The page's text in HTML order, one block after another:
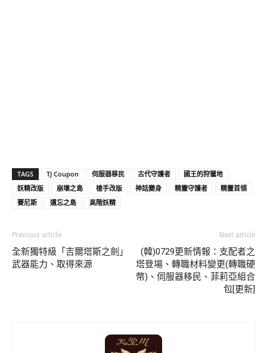
TAGS TJ Coupon 伺服器移民 古代守護者
國王的狩獵地
妖精改版
崩壞之島 槍手改版 神話變身 精靈守護者
精靈首領
賽尼斯
遺忘之島 高階妖精
Previous article
全新獨特級「吉爾塔斯之劍」
武器能力、取得來源
Next article
(韓)0729更新情報：支配者之
塔登場、轉職材料變更(轉職硬
幣)、伺服器移民、菲莉亞組合
包[更新]